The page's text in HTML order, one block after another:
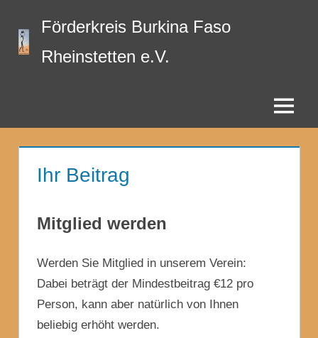
Inhalt
springen
Förderkreis Burkina Faso
Rheinstetten e.V.
Menü
Ihr Beitrag
Mitglied werden
Werden Sie Mitglied in unserem Verein:
Dabei beträgt der Mindestbeitrag €12 pro
Person, kann aber natürlich von Ihnen
beliebig erhöht werden.